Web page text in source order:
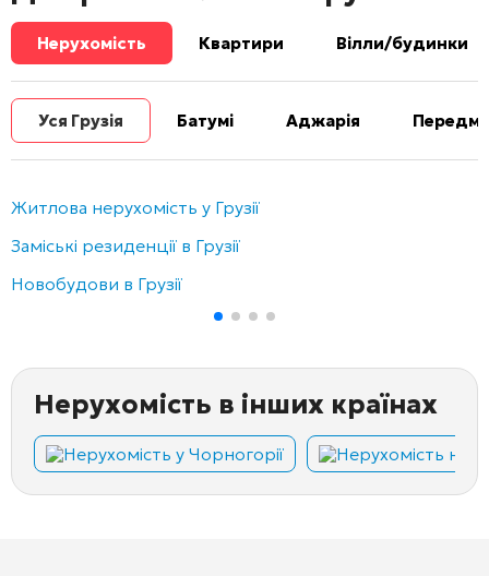
Нерухомість Квартири Вілли/будинки
Уся Грузія Батумі Аджарія
Житлова нерухомість у Грузії
Заміські резиденції в Грузії
Новобудови в Грузії
Нерухомість в інших країнах
Нерухомість у Чорногорії Нерухомість на